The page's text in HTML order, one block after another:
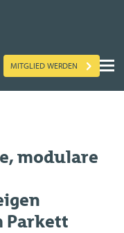
MITGLIED WERDEN
modulare
Parkett